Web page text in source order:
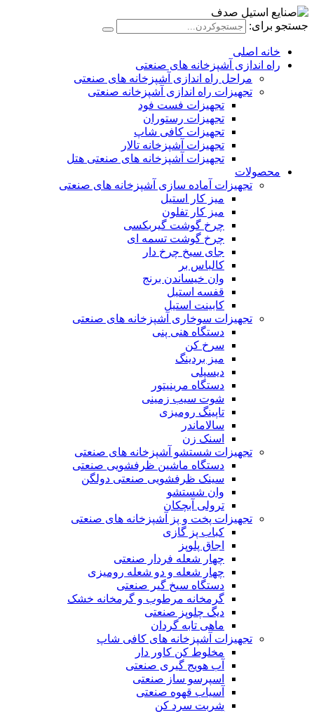
جستجو برای:
خانه اصلی
راه اندازی آشپزخانه های صنعتی
مراحل راه اندازی آشپزخانه های صنعتی
تجهیزات راه اندازی آشپزخانه صنعتی
تجهیزات فست فود
تجهیزات رستوران
تجهیزات کافی شاپ
تجهیزات آشپزخانه تالار
تجهیزات آشپزخانه های صنعتی هتل
محصولات
تجهیزات آماده سازی آشپزخانه های صنعتی
میز کار استیل
میز کار تفلون
چرخ گوشت گیربکسی
چرخ گوشت تسمه ای
جای سیخ چرخ دار
کالباس بر
وان خیساندن برنج
قفسه استیل
کابینت استیل
تجهیزات سوخاری آشپزخانه های صنعتی
دستگاه هنی پنی
سرخ کن
میز بردینگ
دیسپلی
دستگاه مرینیتور
شوت سیب زمینی
تاپینگ رومیزی
سالاماندر
اسنک زن
تجهیزات شستشو آشپزخانه های صنعتی
دستگاه ماشین ظرفشویی صنعتی
سینک ظرفشویی صنعتی دولگن
وان شستشو
ترولی آبچکان
تجهیزات پخت و پز آشپزخانه های صنعتی
کباب پز گازی
اجاق پلوپز
چهار شعله فردار صنعتی
چهار شعله و دو شعله رومیزی
دستگاه سیخ گیر صنعتی
گرمخانه مرطوب و گرمخانه خشک
دیگ چلوپز صنعتی
ماهی تابه گردان
تجهیزات آشپزخانه های کافی شاپ
مخلوط کن کاور دار
آب هویج گیری صنعتی
اسپرسو ساز صنعتی
آسیاب قهوه صنعتی
شربت سرد کن